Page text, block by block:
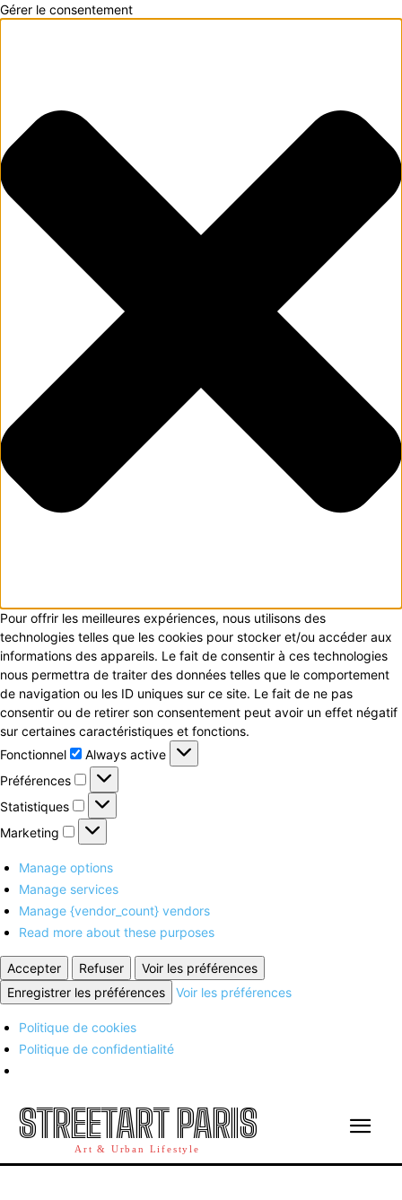
Gérer le consentement
Pour offrir les meilleures expériences, nous utilisons des
technologies telles que les cookies pour stocker et/ou accéder aux
informations des appareils. Le fait de consentir à ces technologies
nous permettra de traiter des données telles que le comportement
de navigation ou les ID uniques sur ce site. Le fait de ne pas
consentir ou de retirer son consentement peut avoir un effet négatif
sur certaines caractéristiques et fonctions.
Fonctionnel
Fonctionnel
Always active
Préférences
Préférences
Statistiques Statistiques
Marketing Marketing
Manage options
Manage services
Manage {vendor_count} vendors
Read more about these purposes
Accepter Refuser
Voir les préférences
Enregistrer les préférences
Voir les préférences
Politique de cookies
Politique de confidentialité
STREETART PARIS
Art & Urban Lifestyle